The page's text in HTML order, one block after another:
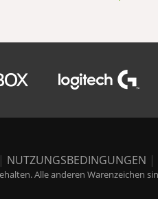
| NUTZUNGSBEDINGUNGEN |
Alle anderen Warenzeichen